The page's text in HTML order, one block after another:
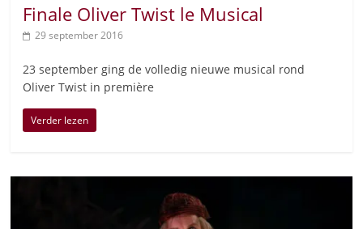
Finale Oliver Twist le Musical
29 september 2016
23 september ging de volledig nieuwe musical rond
Oliver Twist in première
Verder lezen